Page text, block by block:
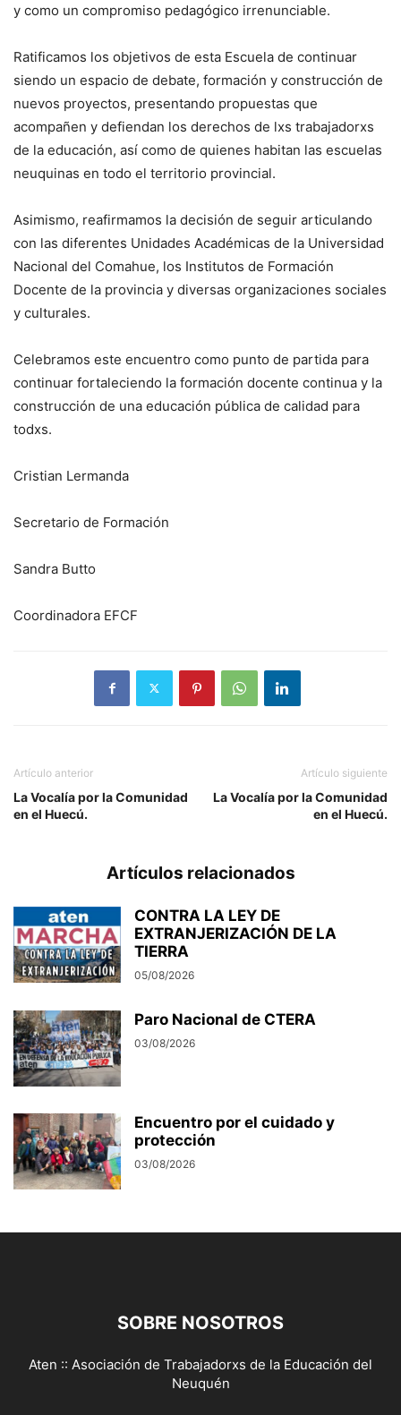
y como un compromiso pedagógico irrenunciable.
Ratificamos los objetivos de esta Escuela de continuar
siendo un espacio de debate, formación y construcción de
nuevos proyectos, presentando propuestas que
acompañen y defiendan los derechos de lxs trabajadorxs
de la educación, así como de quienes habitan las escuelas
neuquinas en todo el territorio provincial.
Asimismo, reafirmamos la decisión de seguir articulando
con las diferentes Unidades Académicas de la Universidad
Nacional del Comahue, los Institutos de Formación
Docente de la provincia y diversas organizaciones sociales
y culturales.
Celebramos este encuentro como punto de partida para
continuar fortaleciendo la formación docente continua y la
construcción de una educación pública de calidad para
todxs.
Cristian Lermanda
Secretario de Formación
Sandra Butto
Coordinadora EFCF
Artículo anterior
La Vocalía por la Comunidad
en el Huecú.
Artículo siguiente
La Vocalía por la Comunidad
en el Huecú.
Artículos relacionados
CONTRA LA LEY DE
EXTRANJERIZACIÓN DE LA
TIERRA
05/08/2026
Paro Nacional de CTERA
03/08/2026
Encuentro por el cuidado y
protección
03/08/2026
SOBRE NOSOTROS
Aten :: Asociación de Trabajadorxs de la Educación del
Neuquén